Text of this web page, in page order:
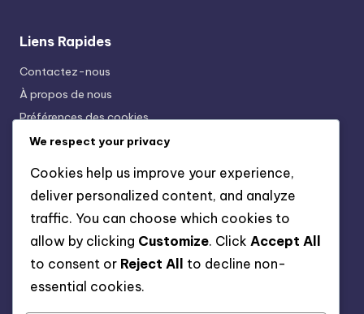
Liens Rapides
Contactez-nous
À propos de nous
Préférences des cookies
Conditions Générales
Catégories
Estimation du coût de rénovation de maison
Planification du calendrier de rénovation domiciliaire
Recherche d'Entrepreneur en Rénovation de Maison
We respect your privacy
Cookies help us improve your experience,
deliver personalized content, and analyze
traffic. You can choose which cookies to
allow by clicking Customize. Click Accept All
to consent or Reject All
to decline non-
essential cookies.